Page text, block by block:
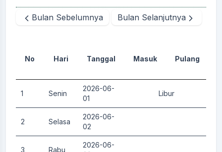
Bulan Sebelumnya Bulan Selanjutnya
No Hari Tanggal Masuk
Pulang
1 Senin
2026-06-
01
Libur
2 Selasa
2026-06-
02
3 Rabu
2026-06-